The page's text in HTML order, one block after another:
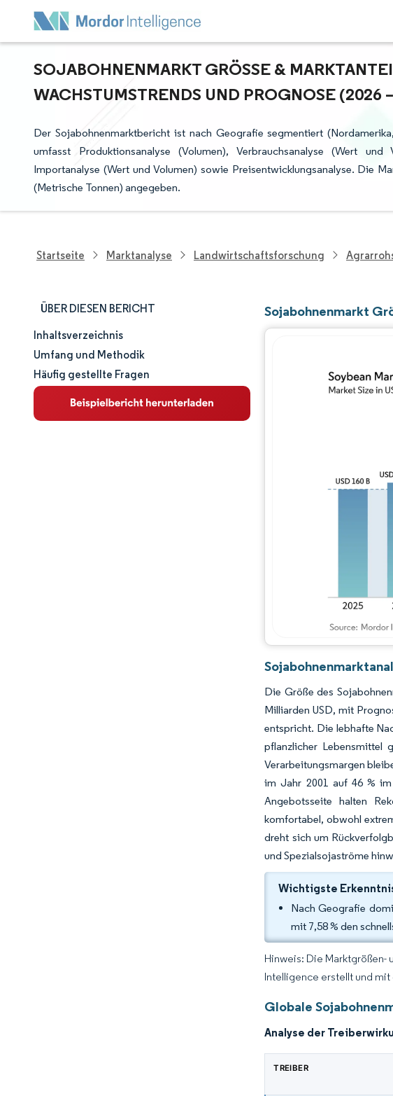
SOJABOHNENMARKT GRÖSSE &
ACHSTUMSTRENDS UND PROGNOSE (2026 –
Der Sojabohnenmarktbericht ist nach Geografie segmentiert
umfasst Produktionsanalyse (Volumen), Verbrauchsanalyse (Wert
Importanalyse (Wert und Volumen) sowie Preisentwicklungsanalyse. Die
(Metrische Tonnen) angegeben.
Startseite Marktanalyse Landwirtschaftsforschung
ÜBER DIESEN BERICHT
Marktgröße und -anteil
Marktanalyse
Trends und Einblicke
Inhaltsverzeichnis
Umfang und Methodik
Häufig gestellte Fragen
Sojabohnenmarkt
Die Größe des
Milliarden USD, mit
entspricht. Die lebhafte
pflanzlicher Lebensmittel
Verarbeitungsmargen
im Jahr 2001 auf 46 %
Angebotsseite halten
komfortabel, obwohl
dreht sich um
und Spezialsojaströme
Wichtigste
Nach Geografie
mit 7,58 % den
Hinweis: Die
Intelligence erstellt und
Globale
Analyse der
TREIBER